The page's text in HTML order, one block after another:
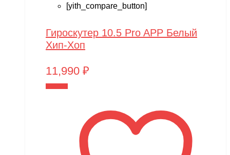
[yith_compare_button]
Гироскутер 10.5 Pro APP Белый
Хип-Хоп
11,990 ₽